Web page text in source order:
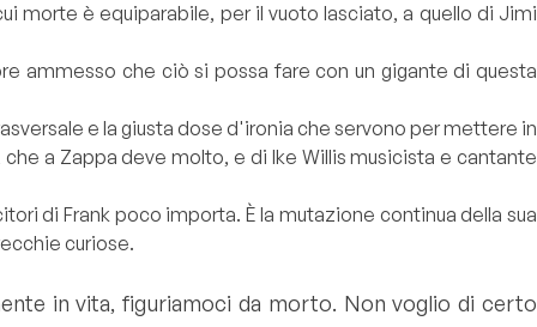
morte è equiparabile, per il vuoto lasciato, a quello di Jimi
ammesso che ciò si possa fare con un gigante di questa
e la giusta dose d'ironia che servono per mettere in
a Zappa deve molto, e di Ike Willis musicista e cantante
di Frank poco importa. È la mutazione continua della sua
curiose.
in vita, figuriamoci da morto. Non voglio di certo